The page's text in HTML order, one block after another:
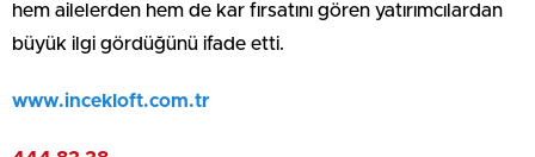
hem ailelerden hem de kar fırsatını gören yatırımcılardan
büyük ilgi gördüğünü ifade etti.
www.incekloft.com.tr